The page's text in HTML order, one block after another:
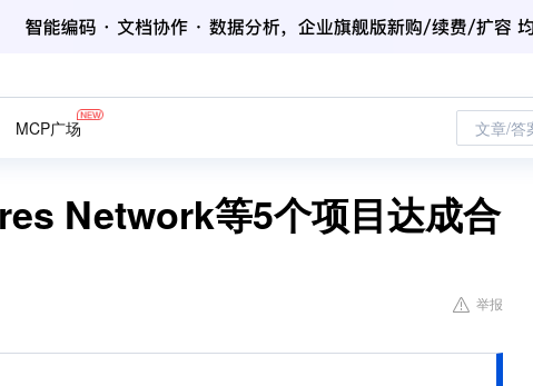
MCP广场 文章/答
Network等5个项目达成合
举报